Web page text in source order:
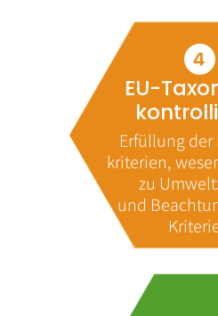
EU-
Erfüllung der
kriterien,
zu
und